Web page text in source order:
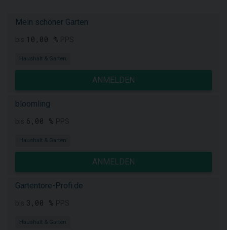
Mein schöner Garten
10,00 %
Haushalt & Garten
ANMELDEN
bloomling
6,00 %
Haushalt & Garten
ANMELDEN
Gartentore-Profi.de
3,00 %
Haushalt & Garten